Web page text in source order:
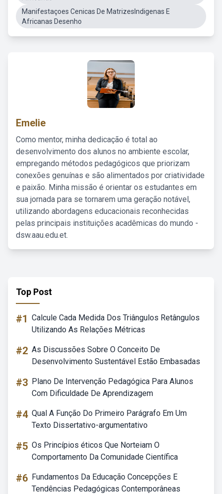
Manifestaçoes Cenicas De MatrizesIndigenas E
Africanas Desenho
Emelie
Como mentor, minha dedicação é total ao
desenvolvimento dos alunos no ambiente escolar,
empregando métodos pedagógicos que priorizam
conexões genuínas e são alimentados por criatividade
e paixão. Minha missão é orientar os estudantes em
sua jornada para se tornarem uma geração notável,
utilizando abordagens educacionais reconhecidas
pelas principais instituições acadêmicas do mundo -
dsw.aau.edu.et.
Top Post
#1 Calcule Cada Medida Dos Triângulos Retângulos
Utilizando As Relações Métricas
#2 As Discussões Sobre O Conceito De
Desenvolvimento Sustentável Estão Embasadas
#3 Plano De Intervenção Pedagógica Para Alunos
Com Dificuldade De Aprendizagem
#4 Qual A Função Do Primeiro Parágrafo Em Um
Texto Dissertativo-argumentativo
#5 Os Princípios éticos Que Norteiam O
Comportamento Da Comunidade Científica
#6 Fundamentos Da Educação Concepções E
Tendências Pedagógicas Contemporâneas